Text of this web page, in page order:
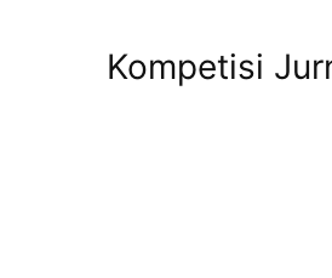
Kompetisi